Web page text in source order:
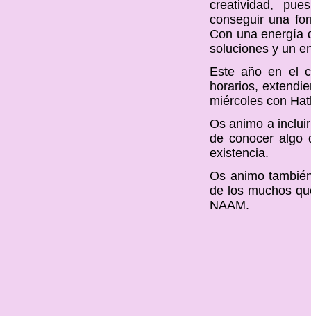
creatividad,
conseguir una
Con una energía
soluciones y un
Este año en el
horarios,
miércoles con
Os animo a
de conocer algo
existencia.
Os animo
de los muchos
NAAM.